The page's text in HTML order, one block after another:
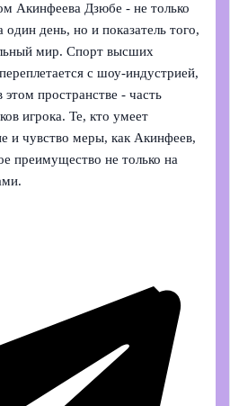
Акинфеева Дзюбе - не только
день, но и показатель того,
мир. Спорт высших
с шоу-индустрией,
пространстве - часть
игрока. Те, кто умеет
и чувство меры, как Акинфеев,
преимущество не только на